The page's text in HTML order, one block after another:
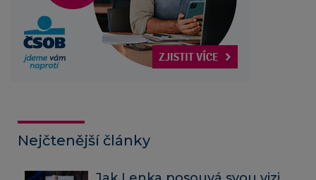
Nejčtenější články